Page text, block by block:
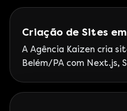
Kaizen a Sergipe com
Criação de Sites
A Agência Kaizen cria
Belém/PA com Next.js,
Kaizen ao Pará e